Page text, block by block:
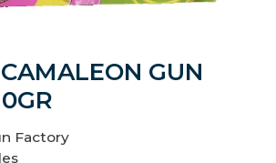
GUN
Factory